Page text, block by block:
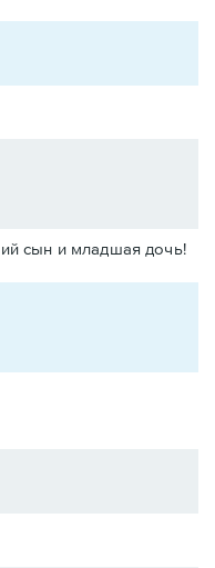
сын и младшая дочь!